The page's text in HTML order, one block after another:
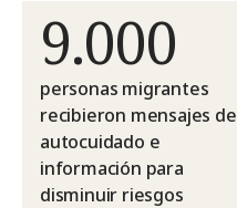
9.000
personas migrantes
recibieron mensajes de
autocuidado e
información para
disminuir riesgos